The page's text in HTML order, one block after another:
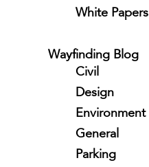
White Papers
Wayfinding Blog
Civil
Design
Environment
General
Parking